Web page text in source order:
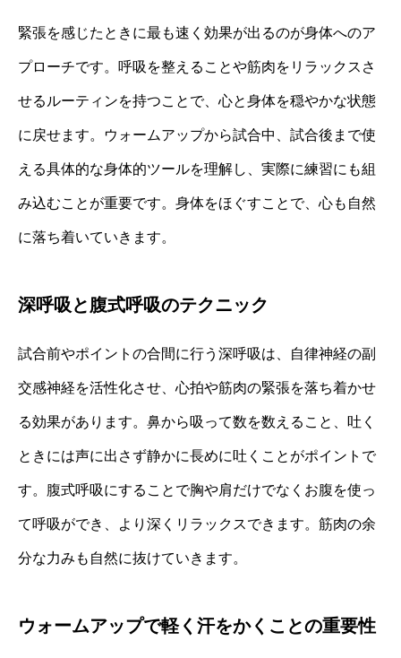
緊張を感じたときに最も速く効果が出るのが身体へのア
プローチです。呼吸を整えることや筋肉をリラックスさ
せるルーティンを持つことで、心と身体を穏やかな状態
に戻せます。ウォームアップから試合中、試合後まで使
える具体的な身体的ツールを理解し、実際に練習にも組
み込むことが重要です。身体をほぐすことで、心も自然
に落ち着いていきます。
深呼吸と腹式呼吸のテクニック
試合前やポイントの合間に行う深呼吸は、自律神経の副
交感神経を活性化させ、心拍や筋肉の緊張を落ち着かせ
る効果があります。鼻から吸って数を数えること、吐く
ときには声に出さず静かに長めに吐くことがポイントで
す。腹式呼吸にすることで胸や肩だけでなくお腹を使っ
て呼吸ができ、より深くリラックスできます。筋肉の余
分な力みも自然に抜けていきます。
ウォームアップで軽く汗をかくことの重要性